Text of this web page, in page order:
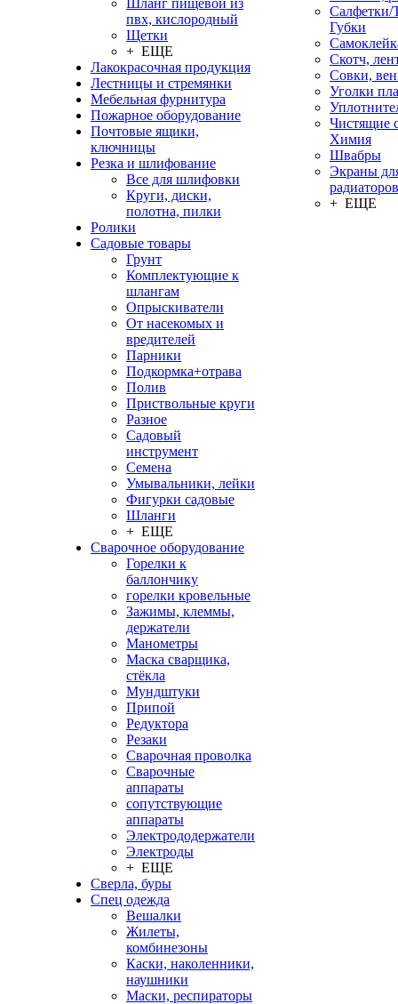
Шланг пищевой из
пвх, кислородный
Щетки
+ ЕЩЕ
Лакокрасочная продукция
Лестницы и стремянки
Мебельная фурнитура
Пожарное оборудование
Почтовые ящики,
ключницы
Резка и шлифование
Все для шлифовки
Круги, диски,
полотна, пилки
Ролики
Садовые товары
Грунт
Комплектующие к
шлангам
Опрыскиватели
От насекомых и
вредителей
Парники
Подкормка+отрава
Полив
Приствольные круги
Разное
Садовый
инструмент
Семена
Умывальники, лейки
Фигурки садовые
Шланги
+ ЕЩЕ
Сварочное оборудование
Горелки к
баллончику
горелки кровельные
Зажимы, клеммы,
держатели
Манометры
Маска сварщика,
стёкла
Мундштуки
Припой
Редуктора
Резаки
Сварочная проволка
Сварочные
аппараты
сопутствующие
аппараты
Электрододержатели
Электроды
+ ЕЩЕ
Сверла, буры
Спец одежда
Вешалки
Жилеты,
комбинезоны
Каски, наколенники,
наушники
Маски, респираторы
Салфетки/
Губки
Скотч,
Совки,
Уголки
Чистящие
Химия
Швабры
Экраны
радиаторов
+ ЕЩЕ